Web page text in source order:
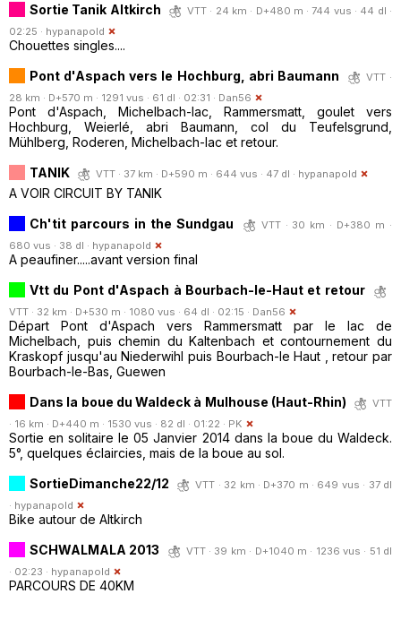
Sortie Tanik Altkirch
VTT · 24 km · D+480 m · 744 vus · 44 dl ·
02:25 · hypanapold
Chouettes singles....
Pont d'Aspach vers le Hochburg, abri Baumann
VTT ·
28 km · D+570 m · 1291 vus · 61 dl · 02:31 · Dan56
Pont d'Aspach, Michelbach-lac, Rammersmatt, goulet vers
Hochburg, Weierlé, abri Baumann, col du Teufelsgrund,
Mühlberg, Roderen, Michelbach-lac et retour.
TANIK
VTT · 37 km · D+590 m · 644 vus · 47 dl · hypanapold
A VOIR CIRCUIT BY TANIK
Ch'tit parcours in the Sundgau
VTT · 30 km · D+380 m ·
680 vus · 38 dl · hypanapold
A peaufiner.....avant version final
Vtt du Pont d'Aspach à Bourbach-le-Haut et retour
VTT · 32 km · D+530 m · 1080 vus · 64 dl · 02:15 · Dan56
Départ Pont d'Aspach vers Rammersmatt par le lac de
Michelbach, puis chemin du Kaltenbach et contournement du
Kraskopf jusqu'au Niederwihl puis Bourbach-le Haut , retour par
Bourbach-le-Bas, Guewen
Dans la boue du Waldeck à Mulhouse (Haut-Rhin)
VTT
· 16 km · D+440 m · 1530 vus · 82 dl · 01:22 · PK
Sortie en solitaire le 05 Janvier 2014 dans la boue du Waldeck.
5°, quelques éclaircies, mais de la boue au sol.
SortieDimanche22/12
VTT · 32 km · D+370 m · 649 vus · 37 dl
· hypanapold
Bike autour de Altkirch
SCHWALMALA 2013
VTT · 39 km · D+1040 m · 1236 vus · 51 dl
· 02:23 · hypanapold
PARCOURS DE 40KM